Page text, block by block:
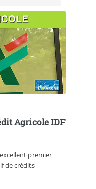
Agricole IDF
premier
de crédits